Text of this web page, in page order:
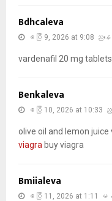
Bdhcaleva
ဧပြီ 9, 2026 at 9:08 ညနေ
vardenafil 20 mg tablets
Benkaleva
ဧပြီ 10, 2026 at 10:33 ည
olive oil and lemon juice
viagra buy viagra
Bmiialeva
ဧပြီ 11, 2026 at 1:11